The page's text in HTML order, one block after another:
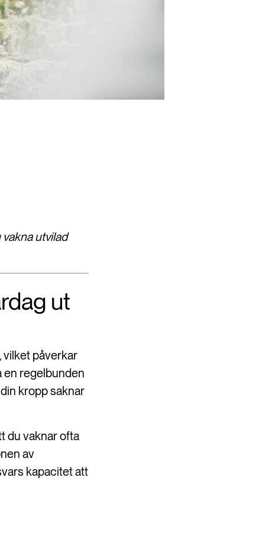
utvilad
ut
vilket påverkar
en regelbunden
kropp saknar
du vaknar ofta
av
kapacitet att